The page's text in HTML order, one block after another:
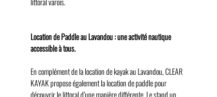
Location de Paddle au Lavandou : une activité nautique
accessible à tous.
En complément de la location de kayak au Lavandou, CLEAR
KAYAK propose également la location de paddle pour
découvrir le littoral d’une manière différente. Le stand up